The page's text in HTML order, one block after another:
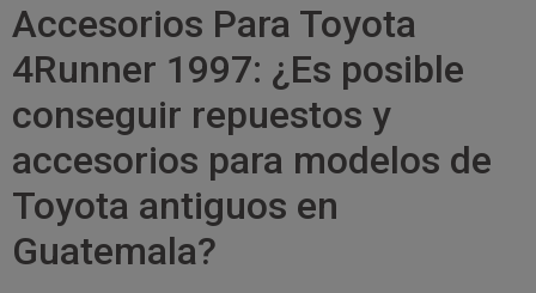
Accesorios Para Toyota
4Runner 1997: ¿Es posible
conseguir repuestos y
accesorios para modelos de
Toyota antiguos en
Guatemala?